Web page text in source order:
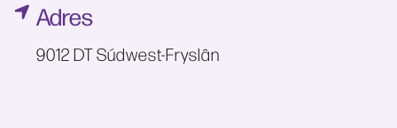
Adres
9012 DT Súdwest-Fryslân